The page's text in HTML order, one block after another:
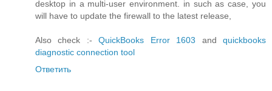
desktop in a multi-user environment. in such as case, you
will have to update the firewall to the latest release,
Also check :- QuickBooks Error 1603 andquickbooks
diagnostic connection tool
Ответить